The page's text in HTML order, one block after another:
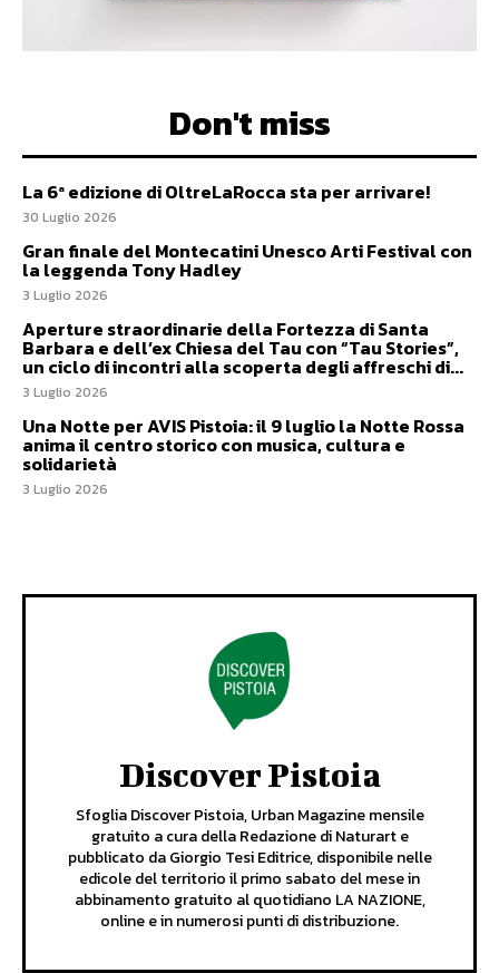
Don't miss
La 6ª edizione di OltreLaRocca sta per arrivare!
30 Luglio 2026
Gran finale del Montecatini Unesco Arti Festival con
la leggenda Tony Hadley
3 Luglio 2026
Aperture straordinarie della Fortezza di Santa
Barbara e dell’ex Chiesa del Tau con “Tau Stories”,
un ciclo di incontri alla scoperta degli affreschi di...
3 Luglio 2026
Una Notte per AVIS Pistoia: il 9 luglio la Notte Rossa
anima il centro storico con musica, cultura e
solidarietà
3 Luglio 2026
Discover Pistoia
Sfoglia Discover Pistoia, Urban Magazine mensile
gratuito a cura della Redazione di Naturart e
pubblicato da Giorgio Tesi Editrice, disponibile nelle
edicole del territorio il primo sabato del mese in
abbinamento gratuito al quotidiano LA NAZIONE,
online e in numerosi punti di distribuzione.